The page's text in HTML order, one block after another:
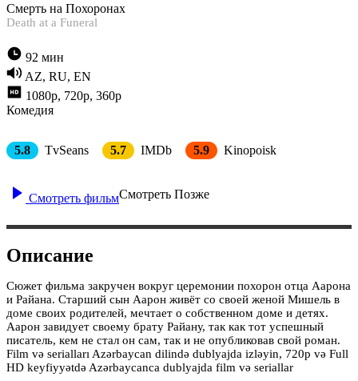
Смерть на Похоронах
Death at a Funeral
92 мин
AZ, RU, EN
1080p, 720p, 360p
Комедия
5.8 TvSeans 5.7 IMDb 5.9 Kinopoisk
Смотреть фильмСмотреть Позже
Описание
Сюжет фильма закручен вокруг церемонии похорон отца Аарона
и Райана. Старший сын Аарон живёт со своей женой Мишель в
доме своих родителей, мечтает о собственном доме и детях.
Аарон завидует своему брату Райану, так как тот успешный
писатель, кем не стал он сам, так и не опубликовав свой роман.
Film və serialları Azərbaycan dilində dublyajda izləyin, 720p və Full
HD keyfiyyətdə Azərbaycanca dublyajda film və seriallar